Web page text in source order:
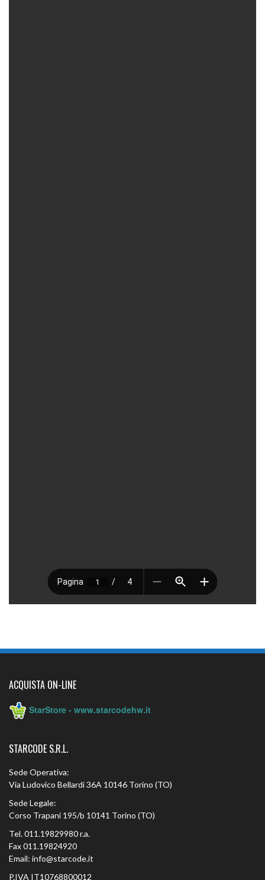
ACQUISTA ON-LINE
StarStore - www.starcodehw.it
STARCODE S.R.L.
Sede Operativa:
Via Ludovico Bellardi 36A 10146 Torino (TO)
Sede Legale:
Corso Trapani 195/b 10141 Torino (TO)
Tel. 011.19829980 r.a.
Fax 011.19824920
Email: info@starcode.it
P.IVA IT10768800012